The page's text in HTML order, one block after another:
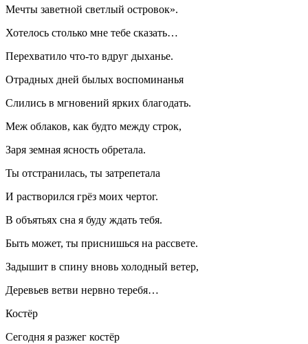
Мечты заветной светлый островок».
Хотелось столько мне тебе сказать…
Перехватило что-то вдруг дыханье.
Отрадных дней былых воспоминанья
Слились в мгновений ярких благодать.
Меж облаков, как будто между строк,
Заря земная ясность обретала.
Ты отстранилась, ты затрепетала
И растворился грёз моих чертог.
В объятьях сна я буду ждать тебя.
Быть может, ты приснишься на рассвете.
Задышит в спину вновь холодный ветер,
Деревьев ветви нервно теребя…
Костёр
Сегодня я разжег костёр